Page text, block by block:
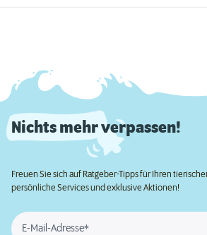
Nichts mehr verpassen!
Freuen Sie sich auf Ratgeber-Tipps für Ihren
persönliche Services und exklusive Aktionen!
E-Mail-Adresse*